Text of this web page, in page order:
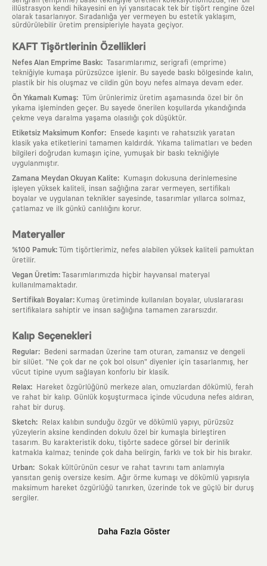
illüstrasyon kendi hikayesini en iyi yansıtacak tek bir tişört rengine özel
olarak tasarlanıyor. Sıradanlığa yer vermeyen bu estetik yaklaşım,
sürdürülebilir üretim prensipleriyle hayata geçiyor.
KAFT Tişörtlerinin Özellikleri
Nefes Alan Emprime Baskı: Tasarımlarımız, serigrafi (emprime)
tekniğiyle kumaşa pürüzsüzce işlenir. Bu sayede baskı bölgesinde kalın,
plastik bir his oluşmaz ve cildin gün boyu nefes almaya devam eder.
Ön Yıkamalı Kumaş: Tüm ürünlerimiz üretim aşamasında özel bir ön
yıkama işleminden geçer. Bu sayede önerilen koşullarda yıkandığında
çekme veya daralma yaşama olasılığı çok düşüktür.
Etiketsiz Maksimum Konfor:
Ensede kaşıntı ve rahatsızlık yaratan
klasik yaka etiketlerini tamamen kaldırdık. Yıkama talimatları ve beden
bilgileri doğrudan kumaşın içine, yumuşak bir baskı tekniğiyle
uygulanmıştır.
Zamana Meydan Okuyan Kalite:
Kumaşın dokusuna derinlemesine
işleyen yüksek kaliteli, insan sağlığına zarar vermeyen, sertifikalı
boyalar ve uygulanan teknikler sayesinde, tasarımlar yıllarca solmaz,
çatlamaz ve ilk günkü canlılığını korur.
Materyaller
%100 Pamuk: Tüm tişörtlerimiz, nefes alabilen yüksek kaliteli pamuktan
üretilir.
Vegan Üretim: Tasarımlarımızda hiçbir hayvansal materyal
kullanılmamaktadır.
Sertifikalı Boyalar: Kumaş üretiminde kullanılan boyalar, uluslararası
sertifikalara sahiptir ve insan sağlığına tamamen zararsızdır.
Kalıp Seçenekleri
Regular:
Bedeni sarmadan üzerine tam oturan, zamansız ve dengeli
bir silüet. "Ne çok dar ne çok bol olsun" diyenler için tasarlanmış, her
vücut tipine uyum sağlayan konforlu bir klasik.
Relax:
Hareket özgürlüğünü merkeze alan, omuzlardan dökümlü, ferah
ve rahat bir kalıp. Günlük koşuşturmaca içinde vücuduna nefes aldıran,
rahat bir duruş.
Sketch:
Relax kalıbın sunduğu özgür ve dökümlü yapıyı, pürüzsüz
yüzeylerin aksine kendinden dokulu özel bir kumaşla birleştiren
tasarım. Bu karakteristik doku, tişörte sadece görsel bir derinlik
katmakla kalmaz; teninde çok daha belirgin, farklı ve tok bir his bırakır.
Urban: Sokak kültürünün cesur ve rahat tavrını tam anlamıyla
yansıtan geniş oversize kesim. Ağır örme kumaşı ve dökümlü yapısıyla
maksimum hareket özgürlüğü tanırken, üzerinde tok ve güçlü bir duruş
sergiler.
Daha Fazla Göster